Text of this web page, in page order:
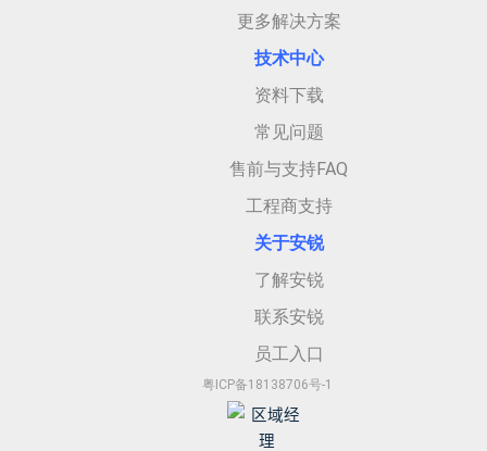
更多解决方案
技术中心
资料下载
常见问题
售前与支持FAQ
工程商支持
关于安锐
了解安锐
联系安锐
员工入口
粤ICP备18138706号-1